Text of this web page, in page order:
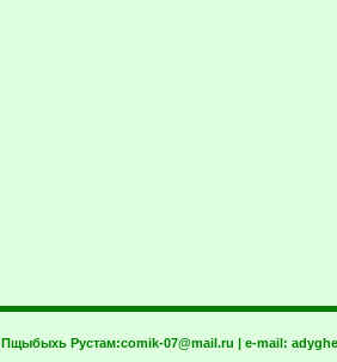
Пщыбыхь Рустам:comik-07@mail.ru | e-mail: